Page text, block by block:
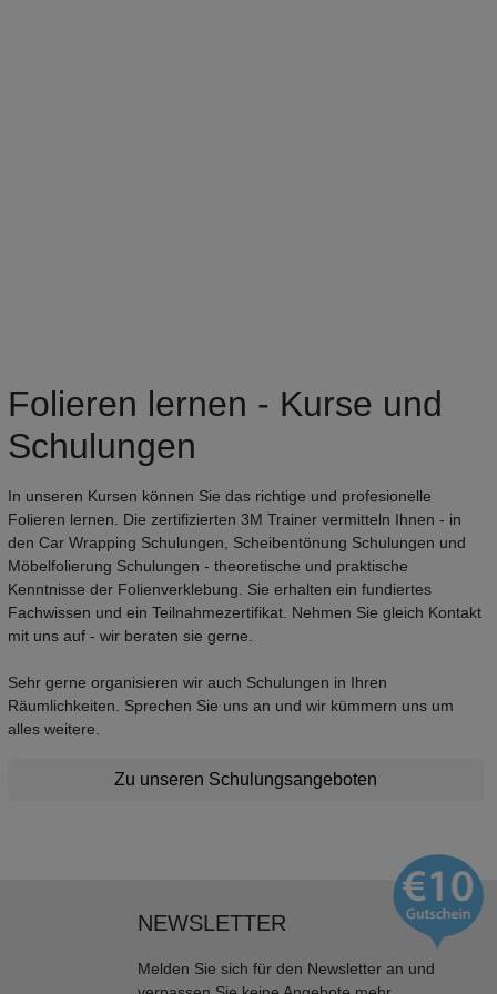
Folieren lernen - Kurse und
Schulungen
In unseren Kursen können Sie das richtige und profesionelle
Folieren lernen. Die zertifizierten 3M Trainer vermitteln Ihnen - in
den Car Wrapping Schulungen, Scheibentönung Schulungen und
Möbelfolierung Schulungen - theoretische und praktische
Kenntnisse der Folienverklebung. Sie erhalten ein fundiertes
Fachwissen und ein Teilnahmezertifikat. Nehmen Sie gleich Kontakt
mit uns auf - wir beraten sie gerne.
Sehr gerne organisieren wir auch Schulungen in Ihren
Räumlichkeiten. Sprechen Sie uns an und wir kümmern uns um
alles weitere.
Zu unseren Schulungsangeboten
NEWSLETTER
Melden Sie sich für den Newsletter an und